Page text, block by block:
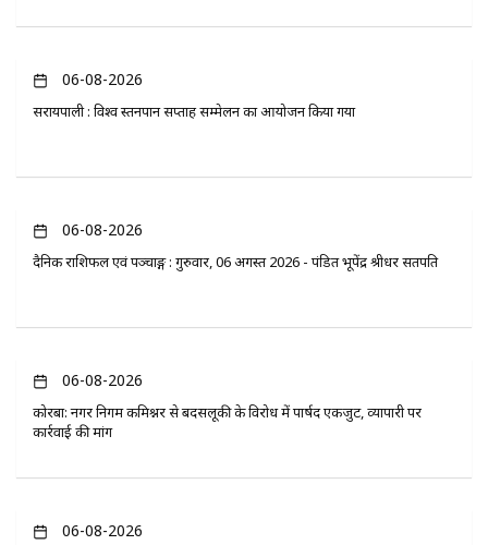
06-08-2026
सरायपाली : विश्व स्तनपान सप्ताह सम्मेलन का आयोजन किया गया
06-08-2026
दैनिक राशिफल एवं पञ्चाङ्ग : गुरुवार, 06 अगस्त 2026 - पंडित भूपेंद्र श्रीधर सतपति
06-08-2026
कोरबा: नगर निगम कमिश्नर से बदसलूकी के विरोध में पार्षद एकजुट, व्यापारी पर
कार्रवाई की मांग
06-08-2026